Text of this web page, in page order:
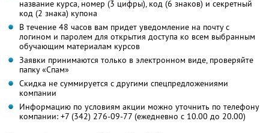
название курса, номер (3 цифры), код (6 знаков) и секретный
код (2 знака) купона
В течение 48 часов вам придет уведомление на почту с
логином и паролем для открытия доступа ко всем выбранным
обучающим материалам курсов
Заявки принимаются только в электронном виде, проверяйте
папку «Спам»
Скидка не суммируется с другими спецпредложениями
компании
Информацию по условиям акции можно уточнить по телефону
компании: +7 (342) 276-09-77 (ежедневно с 10.00 до 20.00)